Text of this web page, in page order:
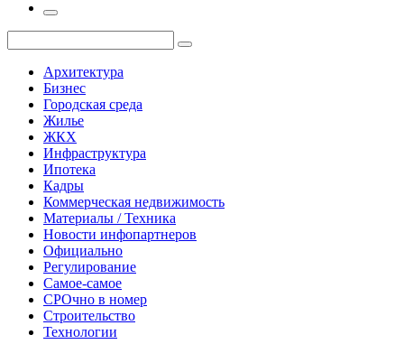
Архитектура
Бизнес
Городская среда
Жилье
ЖКХ
Инфраструктура
Ипотека
Кадры
Коммерческая недвижимость
Материалы / Техника
Новости инфопартнеров
Официально
Регулирование
Самое-самое
СРОчно в номер
Строительство
Технологии